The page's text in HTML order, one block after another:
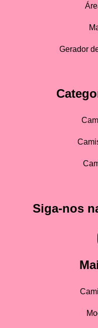
Gerador
Siga-nos